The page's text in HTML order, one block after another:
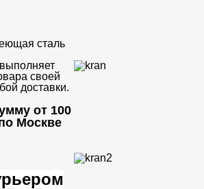
сталь
своей
доставки.
от 100
Москве